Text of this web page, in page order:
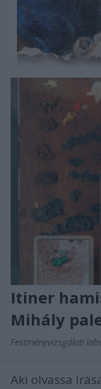
Itiner
Mihály
Festményvizsgálati
Aki olvassa